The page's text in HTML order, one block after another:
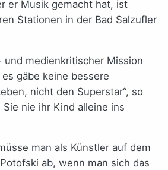
er Musik gemacht hat, ist
Stationen in der Bad Salzufler
und medienkritischer Mission
gäbe keine bessere
nicht den Superstar“, so
nie ihr Kind alleine ins
man als Künstler auf dem
ab, wenn man sich das